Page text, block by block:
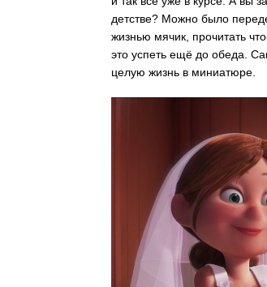
детстве? Можно было
жизнью мячик, прочитать
это успеть ещё до обеда.
целую жизнь в миниатюре.